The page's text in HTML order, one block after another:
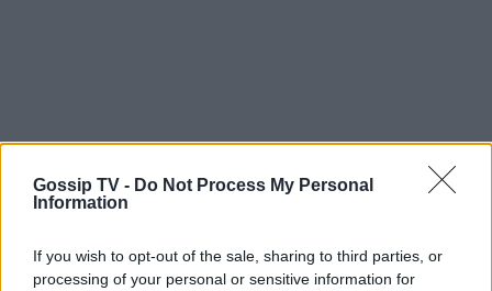
Gossip TV - Do Not Process My Personal
Information
If you wish to opt-out of the sale, sharing to third parties, or
processing of your personal or sensitive information for
γοιυστάρω πάρα πολύ! Κάνω πρόταση στον